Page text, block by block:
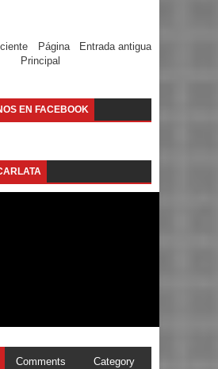
Entrada antigua
Página
Principal
EN FACEBOOK
Comments Category